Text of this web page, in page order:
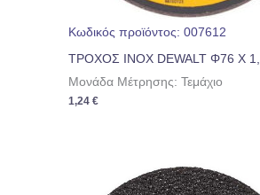
Κωδικός προϊόντος: 007612
ΤΡΟΧΟΣ INOX DEWALT Φ76 Χ
Μονάδα Μέτρησης: Τεμάχιο
1,24€